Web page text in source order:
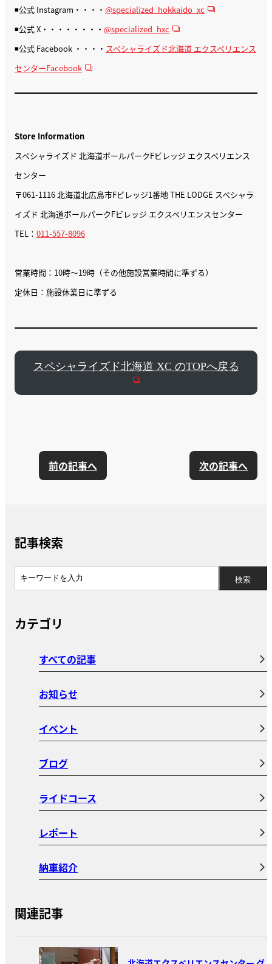
◾️公式 Instagram・・・・ @specialized_hokkaido_xc
◾️公式 X・・・・・・・・ @specialized_hxc
◾️公式 Facebook ・・・・ スペシャライズド北海道 エクスペリエンス
センターFacebook
Store Information
スペシャライズド 北海道ボールパークFビレッジ エクスペリエンス
センター
〒061-1116 北海道北広島市Fビレッジ1番地 THE LODGE スペシャラ
イズド 北海道ボールパークFビレッジ エクスペリエンスセンター
TEL： 011-557-8096
営業時間：10時〜19時（その他施設営業時間に準ずる）
定休日：施設休業日に準ずる
スペシャライズド北海道 XC のTOPへ戻る
前の記事へ 次の記事へ
記事検索
カテゴリ
すべての記事
お知らせ
イベント
ブログ
ライドコース
レポート
納車紹介
関連記事